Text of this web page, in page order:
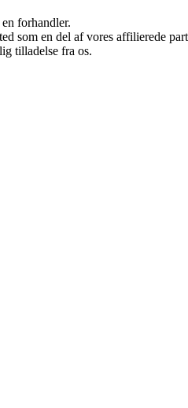
forhandler.
en del af vores affilierede
tilladelse fra os.